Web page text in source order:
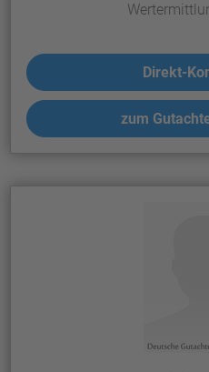
Direkt-
zum